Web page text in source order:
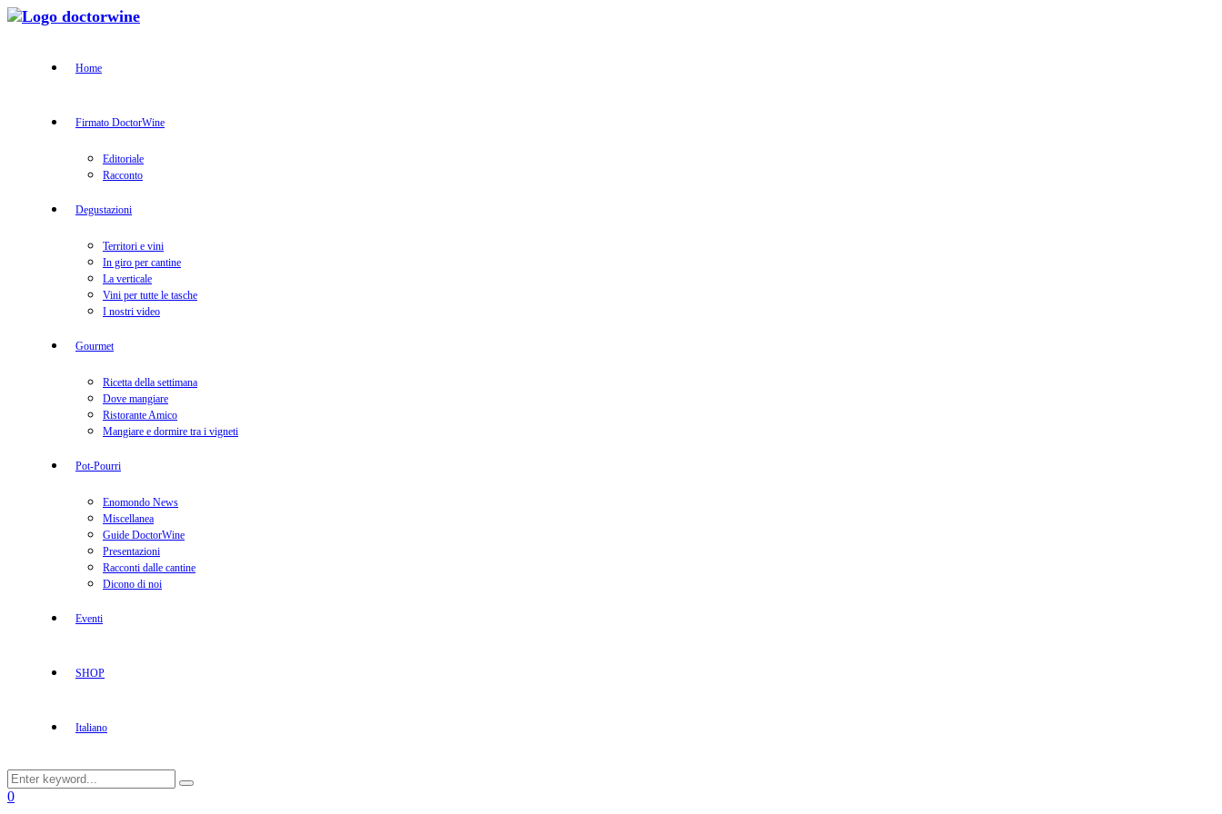
Home
Firmato DoctorWine
Editoriale
Racconto
Degustazioni
Territori e vini
In giro per cantine
La verticale
Vini per tutte le tasche
I nostri video
Gourmet
Ricetta della settimana
Dove mangiare
Ristorante Amico
Mangiare e dormire tra i vigneti
Pot-Pourri
Enomondo News
Miscellanea
Guide DoctorWine
Presentazioni
Racconti dalle cantine
Dicono di noi
Eventi
SHOP
Italiano
Search
for:
Search
Facebook
Twitter
Instagram
Linkedin
Youtube
0